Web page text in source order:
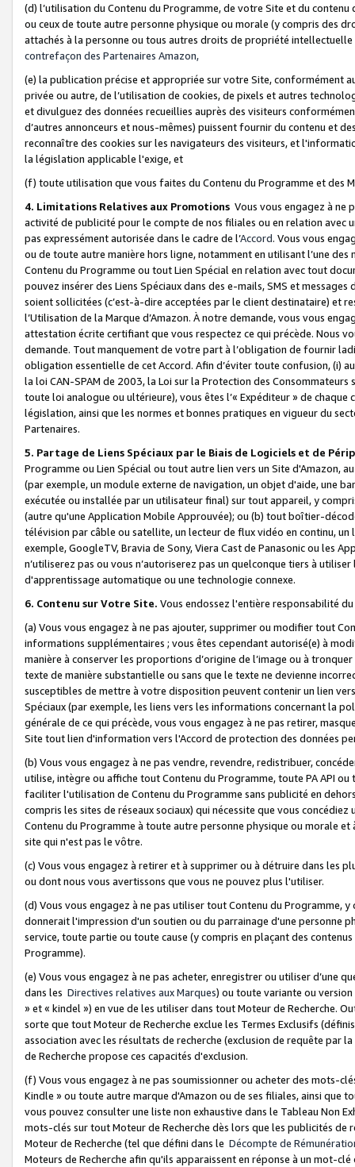
(d) l’utilisation du Contenu du Programme, de votre Site et du
ou ceux de toute autre personne physique ou morale (y compris des
attachés à la personne ou tous autres droits de propriété
contrefaçon des Partenaires Amazon,
(e) la publication précise et appropriée sur votre Site, conformément
privée ou autre, de l’utilisation de cookies, de pixels et autres
et divulguez des données recueillies auprès des visiteurs
d’autres annonceurs et nous-mêmes) puissent fournir du contenu et
reconnaître des cookies sur les navigateurs des visiteurs, et
la législation applicable l'exige, et
(f) toute utilisation que vous faites du Contenu du Programme et des
4. Limitations Relatives aux Promotions Vous vous engagez à ne
activité de publicité pour le compte de nos filiales ou en relation avec
pas expressément autorisée dans le cadre de l’Accord. Vous vous
ou de toute autre manière hors ligne, notamment en utilisant l’une
Contenu du Programme ou tout Lien Spécial en relation avec tout
pouvez insérer des Liens Spéciaux dans des e-mails, SMS et
soient sollicitées (c’est-à-dire acceptées par le client destinataire) et
l’Utilisation de la Marque d’Amazon. À notre demande, vous vous
attestation écrite certifiant que vous respectez ce qui précède. Nous
demande. Tout manquement de votre part à l’obligation de fournir
obligation essentielle de cet Accord. Afin d’éviter toute confusion, (i)
la loi CAN-SPAM de 2003, la Loi sur la Protection des
toute loi analogue ou ultérieure), vous êtes l’« Expéditeur » de
législation, ainsi que les normes et bonnes pratiques en vigueur du
Partenaires.
5. Partage de Liens Spéciaux par le Biais de Logiciels et de
Programme ou Lien Spécial ou tout autre lien vers un Site d'Amazon,
(par exemple, un module externe de navigation, un objet d'aide, une
exécutée ou installée par un utilisateur final) sur tout appareil, y
(autre qu'une Application Mobile Approuvée); ou (b) tout boîtier-
télévision par câble ou satellite, un lecteur de flux vidéo en continu,
exemple, GoogleTV, Bravia de Sony, Viera Cast de Panasonic ou les
n’utiliserez pas ou vous n’autoriserez pas un quelconque tiers à
d'apprentissage automatique ou une technologie connexe.
6. Contenu sur Votre Site. Vous endossez l'entière responsabilité
(a) Vous vous engagez à ne pas ajouter, supprimer ou modifier tout
informations supplémentaires ; vous êtes cependant autorisé(e) à
manière à conserver les proportions d’origine de l’image ou à
texte de manière substantielle ou sans que le texte ne devienne
susceptibles de mettre à votre disposition peuvent contenir un lien
Spéciaux (par exemple, les liens vers les informations concernant la
générale de ce qui précède, vous vous engagez à ne pas retirer,
Site tout lien d'information vers l'Accord de protection des données
(b) Vous vous engagez à ne pas vendre, revendre, redistribuer,
utilise, intègre ou affiche tout Contenu du Programme, toute PA API
faciliter l'utilisation de Contenu du Programme sans publicité en
compris les sites de réseaux sociaux) qui nécessite que vous
Contenu du Programme à toute autre personne physique ou morale
site qui n'est pas le vôtre.
(c) Vous vous engagez à retirer et à supprimer ou à détruire dans les
ou dont nous vous avertissons que vous ne pouvez plus l'utiliser.
(d) Vous vous engagez à ne pas utiliser tout Contenu du Programme,
donnerait l'impression d'un soutien ou du parrainage d'une personne
service, toute partie ou toute cause (y compris en plaçant des
Programme).
(e) Vous vous engagez à ne pas acheter, enregistrer ou utiliser d’une
dans les Directives relatives aux Marques) ou toute variante ou
» et « kindel ») en vue de les utiliser dans tout Moteur de Recherche.
sorte que tout Moteur de Recherche exclue les Termes Exclusifs
association avec les résultats de recherche (exclusion de requête
de Recherche propose ces capacités d'exclusion.
(f) Vous vous engagez à ne pas soumissionner ou acheter des mots-
Kindle » ou toute autre marque d'Amazon ou de ses filiales, ainsi que
vous pouvez consulter une liste non exhaustive dans le Tableau Non
mots-clés sur tout Moteur de Recherche dès lors que les publicités de
Moteur de Recherche (tel que défini dans le Décompte de
Moteurs de Recherche afin qu'ils apparaissent en réponse à un mot-